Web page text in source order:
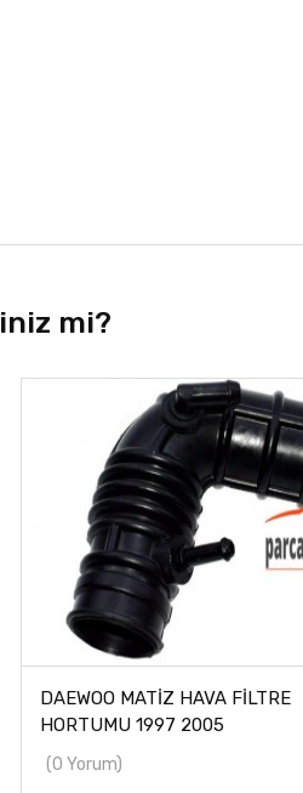
mi?
DAEWOO MATİZ HAVA FİLTRE
HORTUMU 1997 2005
(0 Yorum)